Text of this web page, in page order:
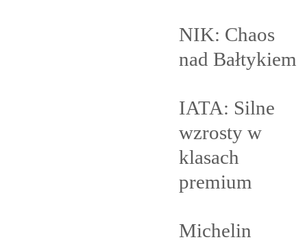
NIK: Chaos
nad Bałtykiem
IATA: Silne
wzrosty w
klasach
premium
Michelin